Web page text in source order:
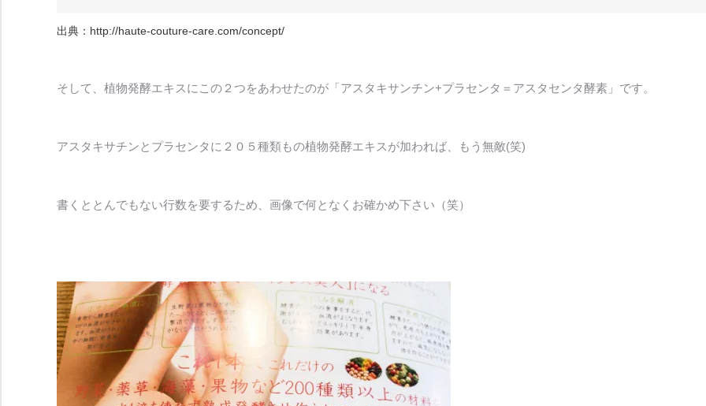
出典： http://haute-couture-care.com/concept/
そして、植物発酵エキスにこの２つをあわせたのが「アスタキサンチン+プラセンタ＝アスタセンタ酵素」です。
アスタキサチンとプラセンタに２０５種類もの植物発酵エキスが加われば、もう無敵(笑)
書くととんでもない行数を要するため、画像で何となくお確かめ下さい（笑）